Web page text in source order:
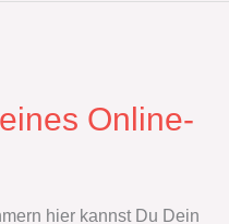
Online-
hier kannst Du Dein